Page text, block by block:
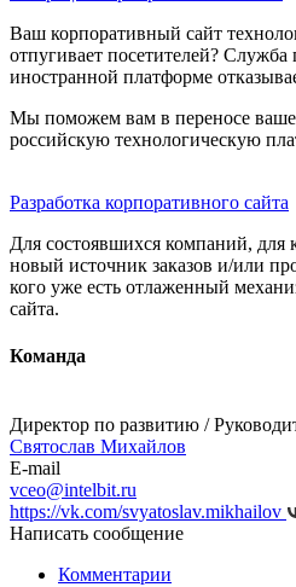
Ваш корпоративный сайт
отпугивает посетителей?
иностранной платформе
Мы поможем вам в переносе
российскую технологическую
Разработка корпоративного сайта
Для состоявшихся компаний,
новый источник заказов и/или
кого уже есть отлаженный
сайта.
Команда
Директор по развитию /
Святослав Михайлов
E-mail
vceo@intelbit.ru
https://vk.com/svyatoslav.mikhailov
Написать сообщение
Комментарии